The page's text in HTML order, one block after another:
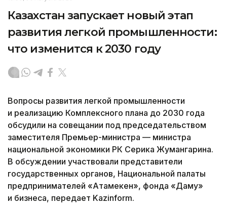
Казахстан запускает новый этап
развития легкой промышленности:
что изменится к 2030 году
Вопросы развития легкой промышленности
и реализацию Комплексного плана до 2030 года
обсудили на совещании под председательством
заместителя Премьер-министра — министра
национальной экономики РК Серика Жумангарина.
В обсуждении участвовали представители
государственных органов, Национальной палаты
предпринимателей «Атамекен», фонда «Даму»
и бизнеса, передает Kazinform.